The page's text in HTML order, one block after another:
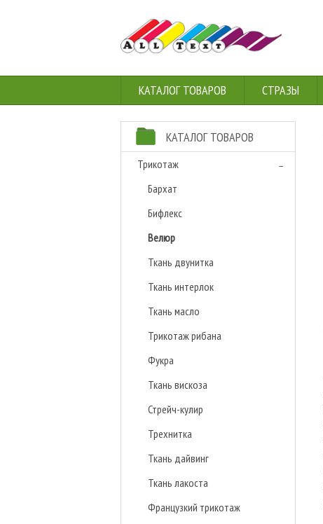
КАТАЛОГ ТОВАРОВ СТРАЗЫ
КАТАЛОГ ТОВАРОВ
Трикотаж
Бархат
Бифлекс
Велюр
Ткань двунитка
Ткань интерлок
Ткань масло
Трикотаж рибана
Фукра
Ткань вискоза
Стрейч-кулир
Трехнитка
Ткань дайвинг
Ткань лакоста
Французкий трикотаж